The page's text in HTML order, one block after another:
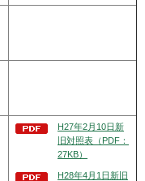
H27年2月10日新
旧対照表（PDF：
27KB）
H28年4月1日新旧